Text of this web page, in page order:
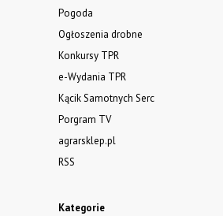
Kategorie
Pogoda
Ogłoszenia drobne
Konkursy TPR
e-Wydania TPR
Kącik Samotnych Serc
Porgram TV
agrarsklep.pl
RSS